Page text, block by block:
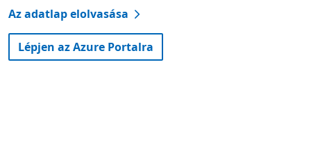
Az adatlap elolvasása
Lépjen az Azure Portalra